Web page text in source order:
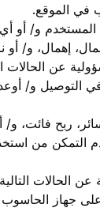
في الموقع.
المستخدم و/
إهمال، و/
عن الحالات
التوصيل و/
ربح فائت،
التمكن من
الحالات
جهاز